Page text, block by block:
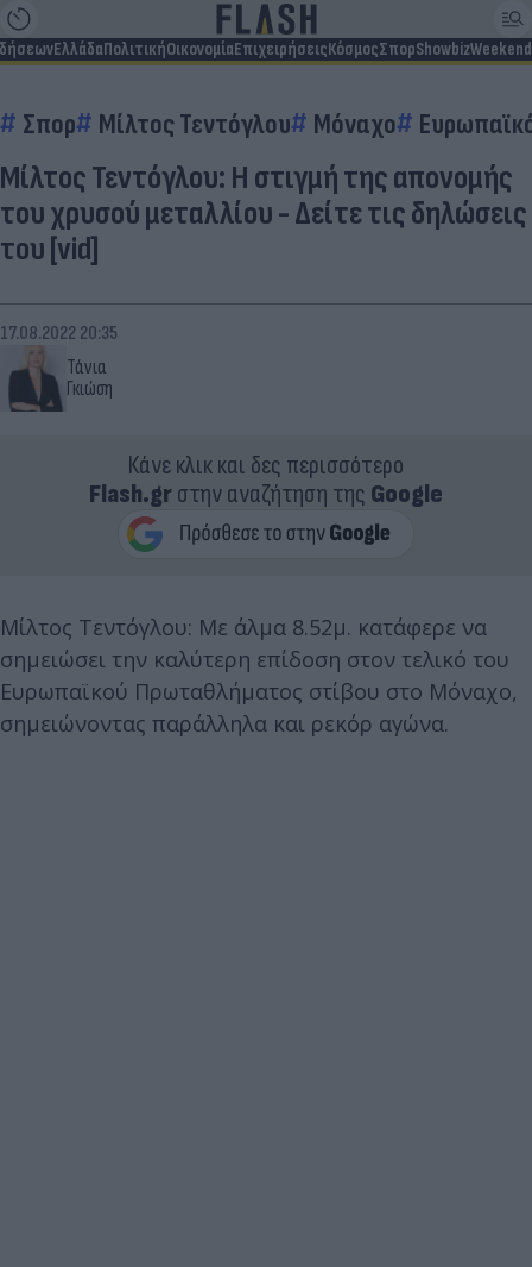
ΕλλάδαΠολιτικήΟικονομίαΕπιχειρήσειςΚόσμοςΣπορShowbizWeekend
Σπορ Μίλτος Τεντόγλου Μόναχο
Μίλτος Τεντόγλου: Η στιγμή της απονομής
του χρυσού μεταλλίου - Δείτε τις δηλώσεις
του [vid]
Τάνια
Γκιώση
17.08.2022 20:35
Κάνε κλικ και δες περισσότερο
Flash.grστην αναζήτηση της Google
Μίλτος Τεντόγλου: Με άλμα 8.52μ. κατάφερε να
σημειώσει την καλύτερη επίδοση στον τελικό του
Ευρωπαϊκού Πρωταθλήματος στίβου στο Μόναχο,
σημειώνοντας παράλληλα και ρεκόρ αγώνα.